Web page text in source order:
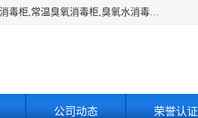
主营:医用空气消毒机，臭氧消空气毒机,循环风紫外线空气消毒机,臭氧发生器,低温烘干臭氧消毒柜,常温臭氧消毒柜,臭氧水消毒机,管道容器臭氧消毒机,内置式臭氧消毒机,外置式臭氧消毒机,床单位臭氧消毒器。医用工作服灭菌柜，医用拖鞋消毒柜,麻醉机内管路消毒机，呼吸机回路消毒机
公司动态 荣誉认证